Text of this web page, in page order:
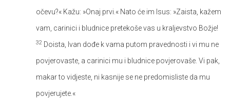
očevu?« Kažu: »Onaj prvi.« Nato će im Isus: »Zaista, kažem
vam, carinici i bludnice pretekoše vas u kraljevstvo Božje!
32 Doista, Ivan dođe k vama putom pravednosti i vi mu ne
povjerovaste, a carinici mu i bludnice povjerovaše. Vi pak,
makar to vidjeste, ni kasnije se ne predomisliste da mu
povjerujete.«